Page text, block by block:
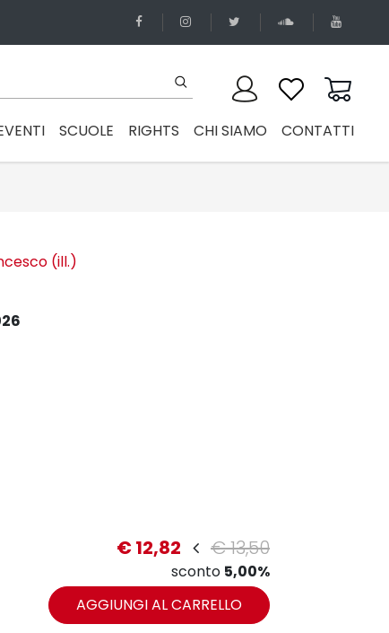
SCUOLE RIGHTS CHI SIAMO CONTATTI
(ill.)
€ 12,82 € 13,50
sconto 5,00%
AGGIUNGI AL CARRELLO